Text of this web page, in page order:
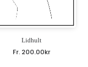
Lidhult
Fr. 200.00kr